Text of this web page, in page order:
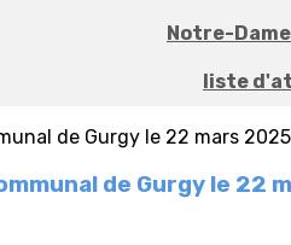
Notre-
liste
de Gurgy le 22